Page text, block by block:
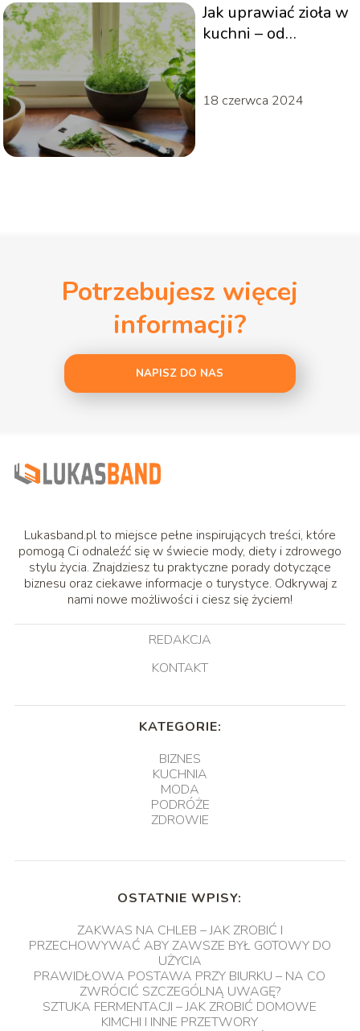
Jak uprawiać zioła w
kuchni – od
18 czerwca 2024
Potrzebujesz więcej
informacji?
NAPISZ DO NAS
Lukasband.pl to miejsce pełne inspirujących treści, które
pomogą Ci odnaleźć się w świecie mody, diety i zdrowego
stylu życia. Znajdziesz tu praktyczne porady dotyczące
biznesu oraz ciekawe informacje o turystyce. Odkrywaj z
nami nowe możliwości i ciesz się życiem!
REDAKCJA
KONTAKT
KATEGORIE:
BIZNES
KUCHNIA
MODA
PODRÓŻE
ZDROWIE
OSTATNIE WPISY:
ZAKWAS NA CHLEB – JAK ZROBIĆ I
PRZECHOWYWAĆ ABY ZAWSZE BYŁ GOTOWY DO
UŻYCIA
PRAWIDŁOWA POSTAWA PRZY BIURKU – NA CO
ZWRÓCIĆ SZCZEGÓLNĄ UWAGĘ?
SZTUKA FERMENTACJI – JAK ZROBIĆ DOMOWE
KIMCHI I INNE PRZETWORY